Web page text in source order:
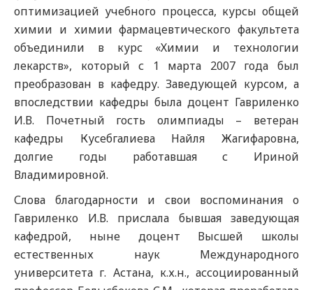
оптимизацией учебного процесса, курсы общей
химии и химии фармацевтического факультета
объединили в курс «Химии и технологии
лекарств», который с 1 марта 2007 года был
преобразован в кафедру. Заведующей курсом, а
впоследствии кафедры была доцент Гавриленко
И.В. Почетный гость олимпиады – ветеран
кафедры Кусебгалиева Найля Жагифаровна,
долгие годы работавшая с Ириной
Владимировной.
Слова благодарности и свои воспоминания о
Гавриленко И.В. прислала бывшая заведующая
кафедрой, ныне доцент Высшей школы
естественных наук Международного
университета г. Астана, к.х.н., ассоциированный